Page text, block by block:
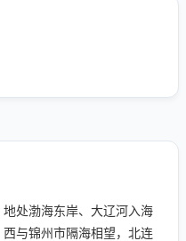
处渤海东岸、大辽河入海
与锦州市隔海相望，北连